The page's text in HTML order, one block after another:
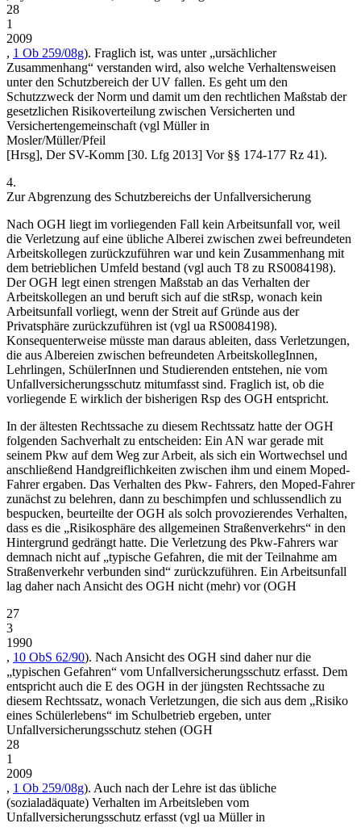
28
1
2009
, 1 Ob 259/08g). Fraglich ist, was unter „ursächlicher
Zusammenhang“ verstanden wird, also welche Verhaltensweisen
unter den Schutzbereich der UV fallen. Es geht um den
Schutzzweck der Norm und damit um den rechtlichen Maßstab der
gesetzlichen Risikoverteilung zwischen Versicherten und
Versichertengemeinschaft (vgl Müllerin
Mosler/Müller/Pfeil
[Hrsg], Der SV-Komm [30. Lfg 2013] Vor §§ 174-177 Rz 41).
4.
Zur Abgrenzung des Schutzbereichs der Unfallversicherung
Nach OGH liegt im vorliegenden Fall kein Arbeitsunfall vor, weil
die Verletzung auf eine übliche Alberei zwischen zwei befreundeten
Arbeitskollegen zurückzuführen war und kein Zusammenhang mit
dem betrieblichen Umfeld bestand (vgl auch T8 zu RS0084198).
Der OGH legt einen strengen Maßstab an das Verhalten der
Arbeitskollegen an und beruft sich auf die stRsp, wonach kein
Arbeitsunfall vorliegt, wenn der Streit auf Gründe aus der
Privatsphäre zurückzuführen ist (vgl ua RS0084198).
Konsequenterweise müsste man daraus ableiten, dass Verletzungen,
die aus Albereien zwischen befreundeten ArbeitskollegInnen,
Lehrlingen, SchülerInnen und Studierenden entstehen, nie vom
Unfallversicherungsschutz mitumfasst sind. Fraglich ist, ob die
vorliegende E wirklich der bisherigen Rsp des OGH entspricht.
In der ältesten Rechtssache zu diesem Rechtssatz hatte der OGH
folgenden Sachverhalt zu entscheiden: Ein AN war gerade mit
seinem Pkw auf dem Weg zur Arbeit, als sich ein Wortwechsel und
anschließend Handgreiflichkeiten zwischen ihm und einem Moped-
Fahrer ergaben. Das Verhalten des Pkw- Fahrers, den Moped-Fahrer
zunächst zu belehren, dann zu beschimpfen und schlussendlich zu
bespucken, beurteilte der OGH als solch provozierendes Verhalten,
dass es die „Risikosphäre des allgemeinen Straßenverkehrs“ in den
Hintergrund gedrängt hatte. Die Verletzung des Pkw-Fahrers war
demnach nicht auf „typische Gefahren, die mit der Teilnahme am
Straßenverkehr verbunden sind“ zurückzuführen. Ein Arbeitsunfall
lag daher nach Ansicht des OGH nicht (mehr) vor (OGH
27
3
1990
, 10 ObS 62/90). Nach Ansicht des OGH sind daher nur die
„typischen Gefahren“ vom Unfallversicherungsschutz erfasst. Dem
entspricht auch die E des OGH in der jüngsten Rechtssache zu
diesem Rechtssatz, wonach Verletzungen, die sich aus dem „Risiko
eines Schülerlebens“ im Schulbetrieb ergeben, unter
Unfallversicherungsschutz stehen (OGH
28
1
2009
, 1 Ob 259/08g). Auch nach der Lehre ist das übliche
(sozialadäquate) Verhalten im Arbeitsleben vom
Unfallversicherungsschutz erfasst (vgl ua Müllerin